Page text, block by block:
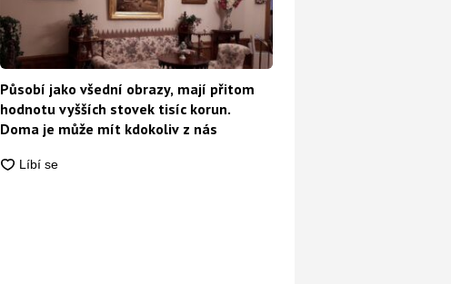
Působí jako všední obrazy, mají přitom
hodnotu vyšších stovek tisíc korun.
Doma je může mít kdokoliv z nás